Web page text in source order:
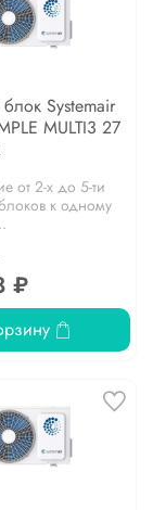
Systemair
MULTI3 27
от 2-х до 5-ти
к одному
₽